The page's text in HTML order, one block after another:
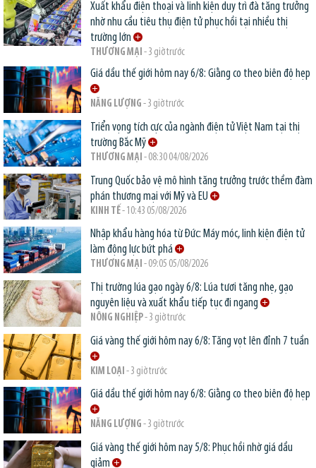
Xuất khẩu điện thoại và linh kiện duy trì đà tăng trưởng
nhờ nhu cầu tiêu thụ điện tử phục hồi tại nhiều thị
trường lớn
THƯƠNG MẠI - 3 giờ trước
Giá dầu thế giới hôm nay 6/8: Giằng co theo biên độ hẹp
NĂNG LƯỢNG - 3 giờ trước
Triển vọng tích cực của ngành điện tử Việt Nam tại thị
trường Bắc Mỹ
THƯƠNG MẠI - 08:30 04/08/2026
Trung Quốc bảo vệ mô hình tăng trưởng trước thềm đàm
phán thương mại với Mỹ và EU
KINH TẾ- 10:43 05/08/2026
Nhập khẩu hàng hóa từ Đức: Máy móc, linh kiện điện tử
làm động lực bứt phá
THƯƠNG MẠI - 09:05 05/08/2026
Thị trường lúa gạo ngày 6/8: Lúa tươi tăng nhẹ, gạo
nguyên liệu và xuất khẩu tiếp tục đi ngang
NÔNG NGHIỆP- 3 giờ trước
Giá vàng thế giới hôm nay 6/8: Tăng vọt lên đỉnh 7 tuần
KIM LOẠI - 3 giờ trước
Giá dầu thế giới hôm nay 6/8: Giằng co theo biên độ hẹp
NĂNG LƯỢNG - 3 giờ trước
Giá vàng thế giới hôm nay 5/8: Phục hồi nhờ giá dầu
giảm